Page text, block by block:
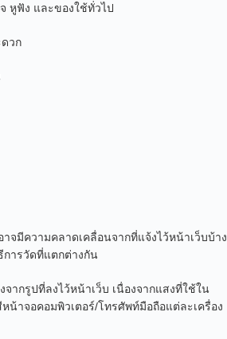
หูฟัง และของใช้ทั่วไป
วก
จมีความคลาดเคลื่อนจากที่แจ้งไว้หน้าเว็บบ้าง
การวัดที่แตกต่างกัน
ากรูปที่ลงไว้หน้าเว็บ เนื่องจากแสงที่ใช้ใน
น้าจอคอมพิวเตอร์/โทรศัพท์มือถือแต่ละเครื่อง